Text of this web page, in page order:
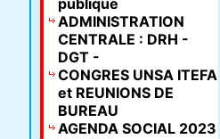
publique
ADMINISTRATION
CENTRALE : DRH -
DGT -
CONGRES UNSA ITEFA
et REUNIONS DE
BUREAU
AGENDA SOCIAL 2023